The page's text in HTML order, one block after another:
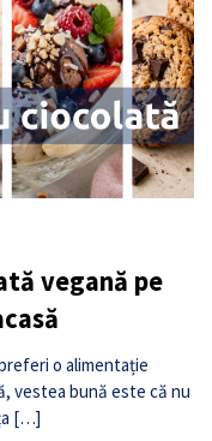
vegană pe
o alimentație
vestea bună este că nu
[…]